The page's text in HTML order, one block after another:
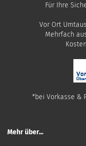
Für Ihre
Vor Ort
Mehrfach
*bei Vorkasse &
Mehr über...